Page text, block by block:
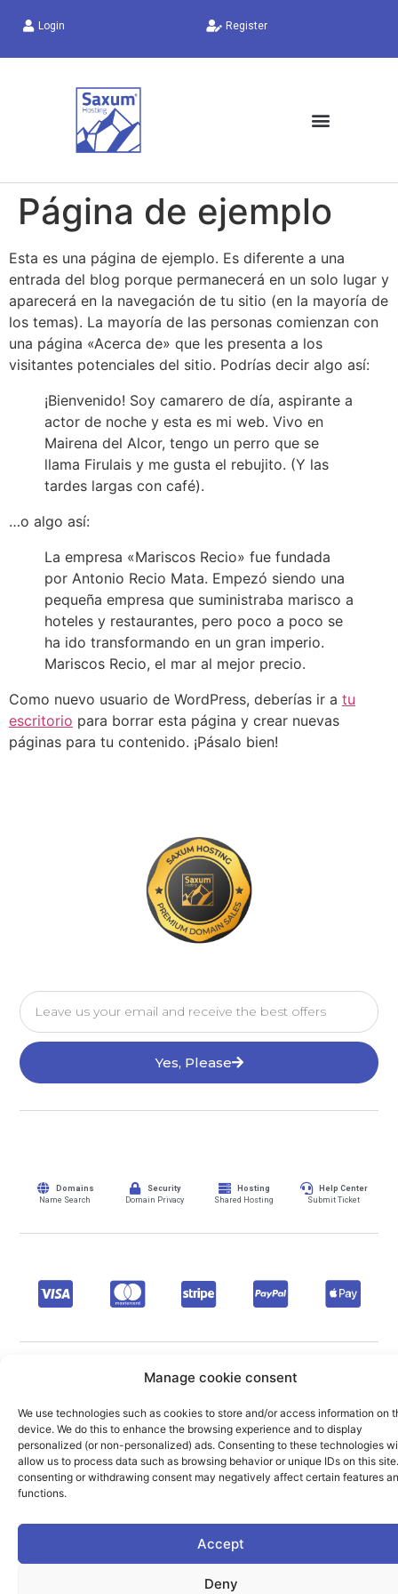
Manage cookie consent
We use technologies such as cookies to store and/or access information on
device. We do this to enhance the browsing experience and to display
personalized (or non-personalized) ads. Consenting to these technologies
allow us to process data such as browsing behavior or unique IDs on this
consenting or withdrawing consent may negatively affect certain features
functions.
Accept
Deny
Login Register
Página de ejemplo
Esta es una página de ejemplo. Es diferente a una
entrada del blog porque permanecerá en un solo lugar y
aparecerá en la navegación de tu sitio (en la mayoría de
los temas). La mayoría de las personas comienzan con
una página «Acerca de» que les presenta a los
visitantes potenciales del sitio. Podrías decir algo así:
¡Bienvenido! Soy camarero de día, aspirante a
actor de noche y esta es mi web. Vivo en
Mairena del Alcor, tengo un perro que se
llama Firulais y me gusta el rebujito. (Y las
tardes largas con café).
…o algo así:
La empresa «Mariscos Recio» fue fundada
por Antonio Recio Mata. Empezó siendo una
pequeña empresa que suministraba marisco a
hoteles y restaurantes, pero poco a poco se
ha ido transformando en un gran imperio.
Mariscos Recio, el mar al mejor precio.
Como nuevo usuario de WordPress, deberías ir a tu
escritorio para borrar esta página y crear nuevas
páginas para tu contenido. ¡Pásalo bien!
Yes, Please
Domains
Name Search
Security
Domain Privacy
Hosting
Shared Hosting
Help Center
Submit Ticket
© 2026Saxum Hosting All
Rights Reserved